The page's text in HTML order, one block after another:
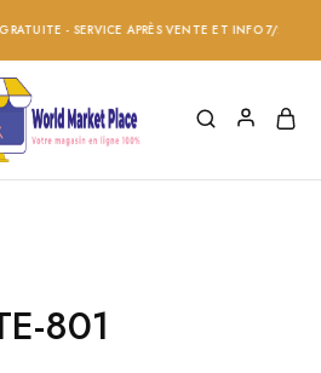
- SERVICE APRÈS VENTE ET INFO 7/24 -
801